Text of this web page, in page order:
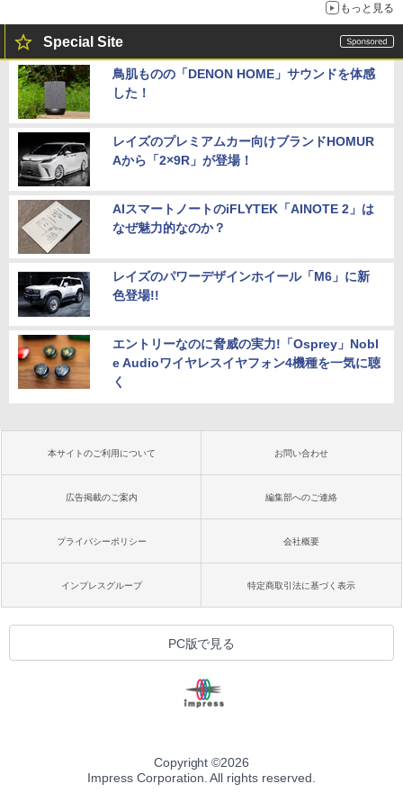
もっと見る
Special Site
鳥肌ものの「DENON HOME」サウンドを体感
した！
レイズのプレミアムカー向けブランドHOMUR
Aから「2×9R」が登場！
AIスマートノートのiFLYTEK「AINOTE 2」は
なぜ魅力的なのか？
レイズのパワーデザインホイール「M6」に新
色登場!!
エントリーなのに脅威の実力!「Osprey」Nobl
e Audioワイヤレスイヤフォン4機種を一気に聴
く
本サイトのご利用について お問い合わせ
広告掲載のご案内 編集部へのご連絡
プライバシーポリシー 会社概要
インプレスグループ 特定商取引法に基づく表示
PC版で見る
Copyright ©2026
Impress Corporation. All rights reserved.